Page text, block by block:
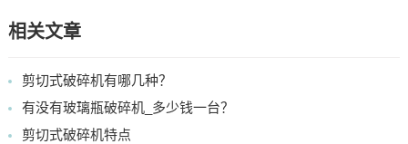
相关文章
剪切式破碎机有哪几种？
有没有玻璃瓶破碎机_多少钱一台？
剪切式破碎机特点